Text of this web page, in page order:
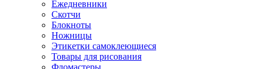
Ежедневники
Скотчи
Блокноты
Ножницы
Этикетки самоклеющиеся
Товары для рисования
Фломастеры